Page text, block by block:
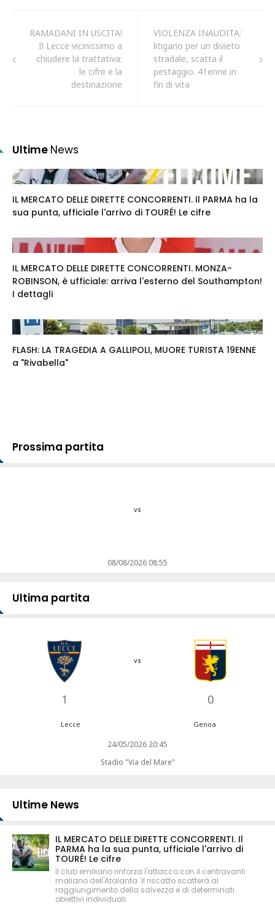
RAMADANI IN USCITA!
Il Lecce vicinissimo a
chiudere la trattativa:
le cifre e la
destinazione
VIOLENZA INAUDITA:
litigano per un divieto
stradale, scatta il
pestaggio. 41enne in
fin di vita
Ultime News
IL MERCATO DELLE DIRETTE CONCORRENTI. Il PARMA ha la
sua punta, ufficiale l'arrivo di TOURÉ! Le cifre
IL MERCATO DELLE DIRETTE CONCORRENTI. MONZA-
ROBINSON, è ufficiale: arriva l'esterno del Southampton!
I dettagli
FLASH: LA TRAGEDIA A GALLIPOLI, MUORE TURISTA 19ENNE
a "Rivabella"
Prossima partita
vs
08/08/2026 08:55
Ultima partita
1
vs
0
Lecce Genoa
24/05/2026 20:45
Stadio "Via del Mare"
Ultime News
IL MERCATO DELLE DIRETTE CONCORRENTI. Il
PARMA ha la sua punta, ufficiale l'arrivo di
TOURÉ! Le cifre
Il club emiliano rinforza l'attacco con il centravanti
maliano dell'Atalanta. Il riscatto scatterà al
raggiungimento della salvezza e di determinati
obiettivi individuali.